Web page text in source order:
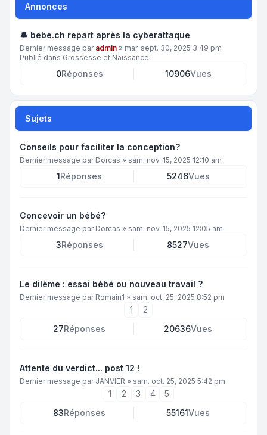
Annonces
🔔 bebe.ch repart après la cyberattaque
Dernier message par admin » mar. sept. 30, 2025 3:49 pm
Publié dans Grossesse et Naissance
0Réponses 10906Vues
Sujets
Conseils pour faciliter la conception?
Dernier message par Dorcas » sam. nov. 15, 2025 12:10 am
1Réponses 5246Vues
Concevoir un bébé?
Dernier message par Dorcas » sam. nov. 15, 2025 12:05 am
3Réponses 8527Vues
Le dilème : essai bébé ou nouveau travail ?
Dernier message par Romain1 » sam. oct. 25, 2025 8:52 pm
1
2
27Réponses 20636Vues
Attente du verdict... post 12 !
Dernier message par JANVIER » sam. oct. 25, 2025 5:42 pm
1 2 3 4
5
83Réponses 55161Vues